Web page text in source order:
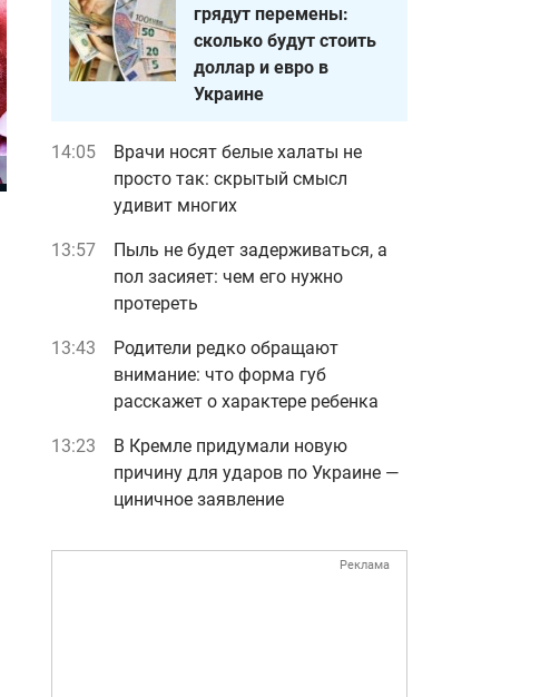
грядут перемены:
сколько будут стоить
доллар и евро в
Украине
14:05
Врачи носят белые халаты не
просто так: скрытый смысл
удивит многих
13:57
Пыль не будет задерживаться, а
пол засияет: чем его нужно
протереть
13:43
Родители редко обращают
внимание: что форма губ
расскажет о характере ребенка
13:23
В Кремле придумали новую
причину для ударов по Украине —
циничное заявление
Реклама